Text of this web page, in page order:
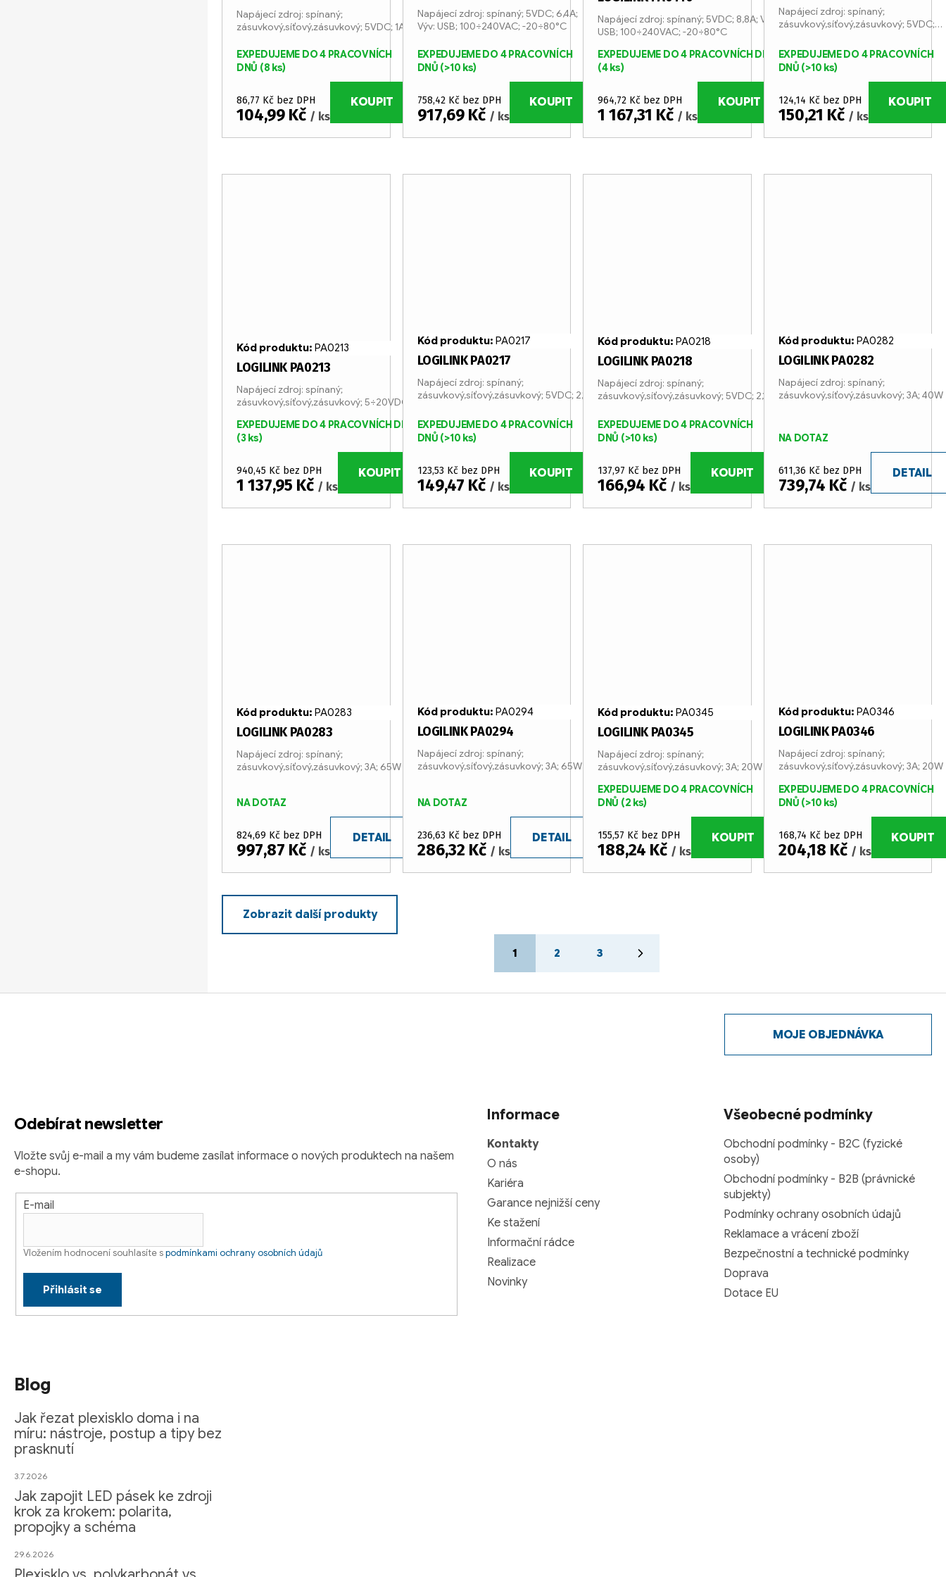
d
ů
EXPEDUJEME DO 4 PRACOVNÍCH
DNŮ (8 ks)
86,77 Kč bez DPH
104,99 Kč / ks
KOUPIT
Napájecí zdroj: spínaný;
zásuvkový,síťový,zásuvkový; 5VDC; 1A;
EXPEDUJEME DO 4 PRACOVNÍCH
DNŮ (>10 ks)
758,42 Kč bez DPH
917,69 Kč / ks
KOUPIT
Napájecí zdroj: spínaný; 5VDC; 6,4A;
Výv: USB; 100÷240VAC; -20÷80°C
EXPEDUJEME DO 4 PRACOVNÍCH DNŮ
(4 ks)
964,72 Kč bez DPH
1 167,31 Kč / ks
KOUPIT
Napájecí zdroj: spínaný; 5VDC; 8,8A; Výv:
USB; 100÷240VAC; -20÷80°C
EXPEDUJEME DO 4 PRACOVNÍCH
DNŮ (>10 ks)
124,14 Kč bez DPH
150,21 Kč / ks
KOUPIT
Napájecí zdroj: spínaný;
zásuvkový,síťový,zásuvkový; 5VDC;
LOGILINK PA0213
EXPEDUJEME DO 4 PRACOVNÍCH DNŮ
(3 ks)
940,45 Kč bez DPH
1 137,95 Kč / ks
KOUPIT
Napájecí zdroj: spínaný;
zásuvkový,síťový,zásuvkový; 5÷20VDC;
Kód produktu: PA0213
LOGILINK PA0217
EXPEDUJEME DO 4 PRACOVNÍCH
DNŮ (>10 ks)
123,53 Kč bez DPH
149,47 Kč / ks
KOUPIT
Napájecí zdroj: spínaný;
zásuvkový,síťový,zásuvkový; 5VDC; 2,1A
Kód produktu: PA0217
LOGILINK PA0218
EXPEDUJEME DO 4 PRACOVNÍCH
DNŮ (>10 ks)
137,97 Kč bez DPH
166,94 Kč / ks
KOUPIT
Napájecí zdroj: spínaný;
zásuvkový,síťový,zásuvkový; 5VDC; 2,1A
Kód produktu: PA0218
LOGILINK PA0282
NA DOTAZ
611,36 Kč bez DPH
739,74 Kč / ks
DETAIL
Napájecí zdroj: spínaný;
zásuvkový,síťový,zásuvkový; 3A; 40W
Kód produktu: PA0282
LOGILINK PA0283
NA DOTAZ
824,69 Kč bez DPH
997,87 Kč / ks
DETAIL
Napájecí zdroj: spínaný;
zásuvkový,síťový,zásuvkový; 3A; 65W
Kód produktu: PA0283
LOGILINK PA0294
NA DOTAZ
236,63 Kč bez DPH
286,32 Kč / ks
DETAIL
Napájecí zdroj: spínaný;
zásuvkový,síťový,zásuvkový; 3A; 65W
Kód produktu: PA0294
LOGILINK PA0345
EXPEDUJEME DO 4 PRACOVNÍCH
DNŮ (2 ks)
155,57 Kč bez DPH
188,24 Kč / ks
KOUPIT
Napájecí zdroj: spínaný;
zásuvkový,síťový,zásuvkový; 3A; 20W
Kód produktu: PA0345
LOGILINK PA0346
EXPEDUJEME DO 4 PRACOVNÍCH
DNŮ (>10 ks)
168,74 Kč bez DPH
204,18 Kč / ks
KOUPIT
Napájecí zdroj: spínaný;
zásuvkový,síťový,zásuvkový; 3A; 20W
Kód produktu: PA0346
á
y
ý
s
Zobrazit další produkty
1 2 3
Odebírat newsletter
Vložte svůj e-mail a my vám budeme zasílat informace o nových produktech na našem
e-shopu.
E-mail
Vložením hodnocení souhlasíte spodmínkami ochrany osobních údajů
Přihlásit se
Informace
Kontakty
O nás
Kariéra
Garance nejnižší ceny
Ke stažení
Informační rádce
Realizace
Novinky
Všeobecné podmínky
Obchodní podmínky - B2C (fyzické
osoby)
Obchodní podmínky - B2B (právnické
subjekty)
Podmínky ochrany osobních údajů
Reklamace a vrácení zboží
Bezpečnostní a technické podmínky
Doprava
Dotace EU
Blog
Jak řezat plexisklo doma i na
míru: nástroje, postup a tipy bez
prasknutí
3.7.2026
Jak zapojit LED pásek ke zdroji
krok za krokem: polarita,
propojky a schéma
29.6.2026
MOJE OBJEDNÁVKA